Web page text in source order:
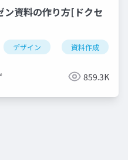
ン資料の作り方[ドクセ
デザイン 資料作成
859.3K